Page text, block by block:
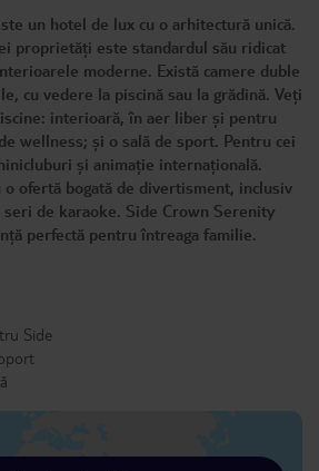
un hotel de lux cu o arhitectură unică.
proprietăți este standardul său ridicat
moderne. Există camere duble
cu vedere la piscină sau la grădină. Veți
interioară, în aer liber și pentru
wellness; și o sală de sport. Pentru cei
și animație internațională.
ofertă bogată de divertisment, inclusiv
seri de karaoke. Side Crown Serenity
perfectă pentru întreaga familie.
Side